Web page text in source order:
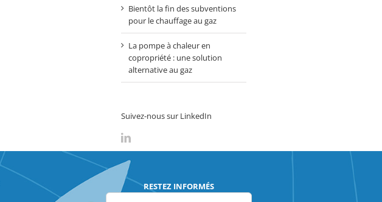
Bientôt la fin des subventions
pour le chauffage au gaz
La pompe à chaleur en
copropriété : une solution
alternative au gaz
Suivez-nous sur LinkedIn
RESTEZ INFORMÉS